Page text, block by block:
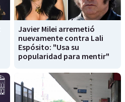
Javier Milei arremetió
nuevamente contra Lali
Espósito: "Usa su
popularidad para mentir"